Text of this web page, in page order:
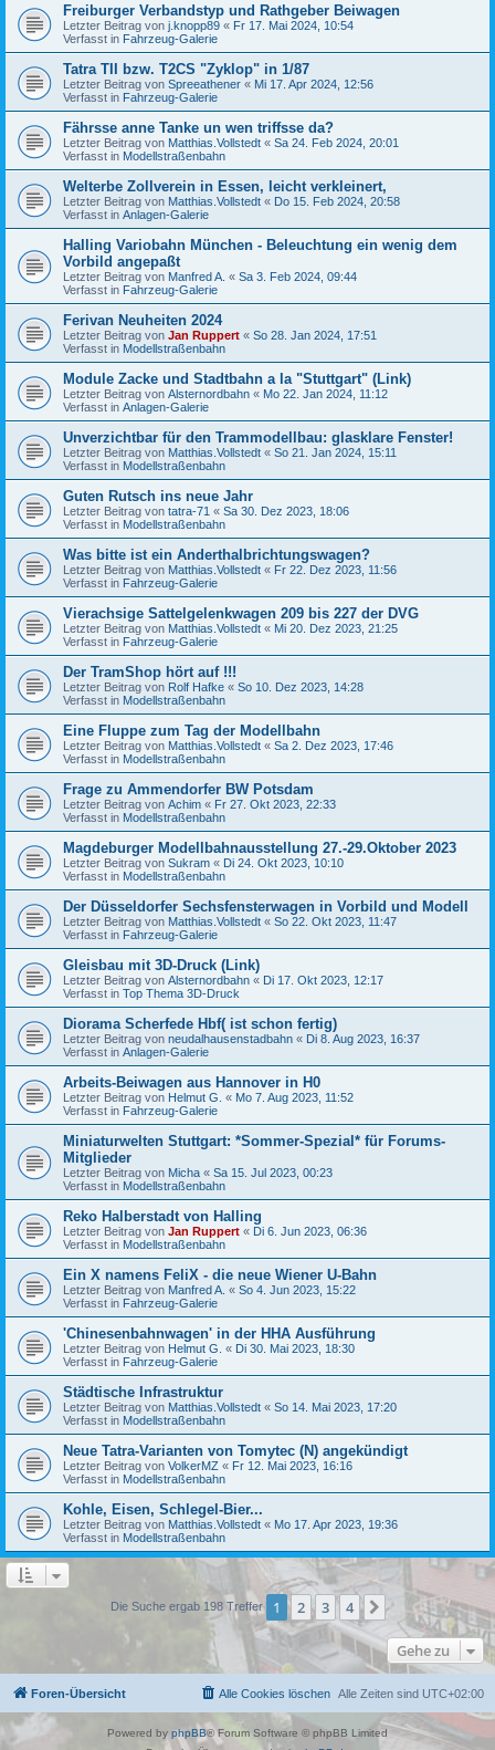
Freiburger Verbandstyp und Rathgeber Beiwagen
Letzter Beitrag von j.knopp89 « Fr 17. Mai 2024, 10:54
Verfasst in Fahrzeug-Galerie
Tatra TII bzw. T2CS "Zyklop" in 1/87
Letzter Beitrag von Spreeathener « Mi 17. Apr 2024, 12:56
Verfasst in Fahrzeug-Galerie
Fährsse anne Tanke un wen triffsse da?
Letzter Beitrag von Matthias.Vollstedt « Sa 24. Feb 2024, 20:01
Verfasst in Modellstraßenbahn
Welterbe Zollverein in Essen, leicht verkleinert,
Letzter Beitrag von Matthias.Vollstedt « Do 15. Feb 2024, 20:58
Verfasst in Anlagen-Galerie
Halling Variobahn München - Beleuchtung ein wenig dem
Vorbild angepaßt
Letzter Beitrag von Manfred A. « Sa 3. Feb 2024, 09:44
Verfasst in Fahrzeug-Galerie
Ferivan Neuheiten 2024
Letzter Beitrag von Jan Ruppert « So 28. Jan 2024, 17:51
Verfasst in Modellstraßenbahn
Module Zacke und Stadtbahn a la "Stuttgart" (Link)
Letzter Beitrag von Alsternordbahn « Mo 22. Jan 2024, 11:12
Verfasst in Anlagen-Galerie
Unverzichtbar für den Trammodellbau: glasklare Fenster!
Letzter Beitrag von Matthias.Vollstedt « So 21. Jan 2024, 15:11
Verfasst in Modellstraßenbahn
Guten Rutsch ins neue Jahr
Letzter Beitrag von tatra-71 « Sa 30. Dez 2023, 18:06
Verfasst in Modellstraßenbahn
Was bitte ist ein Anderthalbrichtungswagen?
Letzter Beitrag von Matthias.Vollstedt « Fr 22. Dez 2023, 11:56
Verfasst in Fahrzeug-Galerie
Vierachsige Sattelgelenkwagen 209 bis 227 der DVG
Letzter Beitrag von Matthias.Vollstedt « Mi 20. Dez 2023, 21:25
Verfasst in Fahrzeug-Galerie
Der TramShop hört auf !!!
Letzter Beitrag von Rolf Hafke « So 10. Dez 2023, 14:28
Verfasst in Modellstraßenbahn
Eine Fluppe zum Tag der Modellbahn
Letzter Beitrag von Matthias.Vollstedt « Sa 2. Dez 2023, 17:46
Verfasst in Modellstraßenbahn
Frage zu Ammendorfer BW Potsdam
Letzter Beitrag von Achim « Fr 27. Okt 2023, 22:33
Verfasst in Modellstraßenbahn
Magdeburger Modellbahnausstellung 27.-29.Oktober 2023
Letzter Beitrag von Sukram « Di 24. Okt 2023, 10:10
Verfasst in Modellstraßenbahn
Der Düsseldorfer Sechsfensterwagen in Vorbild und Modell
Letzter Beitrag von Matthias.Vollstedt « So 22. Okt 2023, 11:47
Verfasst in Fahrzeug-Galerie
Gleisbau mit 3D-Druck (Link)
Letzter Beitrag von Alsternordbahn « Di 17. Okt 2023, 12:17
Verfasst in Top Thema 3D-Druck
Diorama Scherfede Hbf( ist schon fertig)
Letzter Beitrag von neudalhausenstadbahn « Di 8. Aug 2023, 16:37
Verfasst in Anlagen-Galerie
Arbeits-Beiwagen aus Hannover in H0
Letzter Beitrag von Helmut G. « Mo 7. Aug 2023, 11:52
Verfasst in Fahrzeug-Galerie
Miniaturwelten Stuttgart: *Sommer-Spezial* für Forums-
Mitglieder
Letzter Beitrag von Micha « Sa 15. Jul 2023, 00:23
Verfasst in Modellstraßenbahn
Reko Halberstadt von Halling
Letzter Beitrag von Jan Ruppert « Di 6. Jun 2023, 06:36
Verfasst in Modellstraßenbahn
Ein X namens FeliX - die neue Wiener U-Bahn
Letzter Beitrag von Manfred A. « So 4. Jun 2023, 15:22
Verfasst in Fahrzeug-Galerie
'Chinesenbahnwagen' in der HHA Ausführung
Letzter Beitrag von Helmut G. « Di 30. Mai 2023, 18:30
Verfasst in Fahrzeug-Galerie
Städtische Infrastruktur
Letzter Beitrag von Matthias.Vollstedt « So 14. Mai 2023, 17:20
Verfasst in Modellstraßenbahn
Neue Tatra-Varianten von Tomytec (N) angekündigt
Letzter Beitrag von VolkerMZ « Fr 12. Mai 2023, 16:16
Verfasst in Modellstraßenbahn
Kohle, Eisen, Schlegel-Bier...
Letzter Beitrag von Matthias.Vollstedt « Mo 17. Apr 2023, 19:36
Verfasst in Modellstraßenbahn
Die Suche ergab 198 Treffer 1 2 3 4 Nächste
Gehe zu
Foren-Übersicht Alle Zeiten sind UTC+02:00
Alle Cookies löschen
Powered by phpBB® Forum Software © phpBB Limited